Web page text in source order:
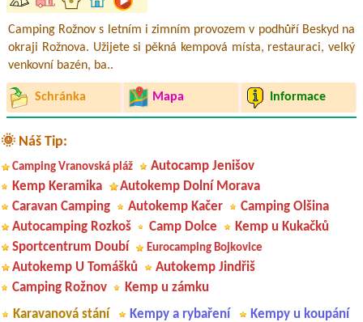
Camping Rožnov s letním i zimním provozem v podhůří Beskyd na
okraji Rožnova. Užijete si pěkná kempová místa, restauraci, velký
venkovní bazén, ba..
Schránka Mapa Informace
🌞 Náš Tip:
Camping Vranovská pláž
Autocamp Jenišov
Kemp Keramika
Autokemp Dolní Morava
Caravan Camping
Autokemp Kačer
Camping Olšina
Autocamping Rozkoš
Camp Dolce
Kemp u Kukačků
Sportcentrum Doubí
Eurocamping Bojkovice
Autokemp U Tomášků
Autokemp Jindřiš
Camping Rožnov
Kemp u zámku
Karavanová stání
Kempy a rybaření
Kempy u koupání